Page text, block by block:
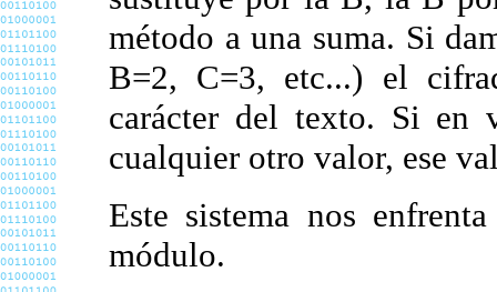
método a una suma. Si
B=2, C=3, etc...) el
carácter del texto. Si en
cualquier otro valor, ese
Este sistema nos
módulo.